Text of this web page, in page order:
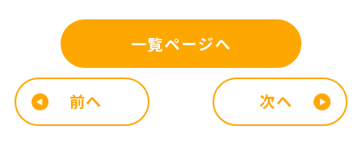
前へ
一覧ページへ
次へ